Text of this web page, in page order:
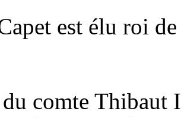
est élu roi
comte Thibaut